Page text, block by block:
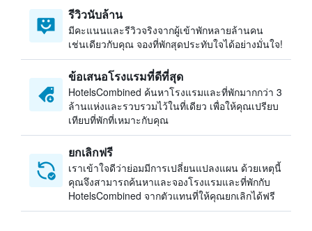
รีวิวนับล้าน
มีคะแนนและรีวิวจริงจากผู้เข้าพักหลายล้านคน
เช่นเดียวกับคุณ จองที่พักสุดประทับใจได้อย่างมั่นใจ!
ข้อเสนอโรงแรมที่ดีที่สุด
HotelsCombined ค้นหาโรงแรมและที่พักมากกว่า 3
ล้านแห่งและรวบรวมไว้ในที่เดียว เพื่อให้คุณเปรียบ
เทียบที่พักที่เหมาะกับคุณ
ยกเลิกฟรี
เราเข้าใจดีว่าย่อมมีการเปลี่ยนแปลงแผน ด้วยเหตุนี้
คุณจึงสามารถค้นหาและจองโรงแรมและที่พักกับ
HotelsCombined จากตัวแทนที่ให้คุณยกเลิกได้ฟรี